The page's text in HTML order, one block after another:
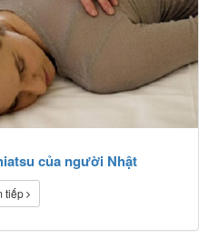
của người Nhật
tiếp